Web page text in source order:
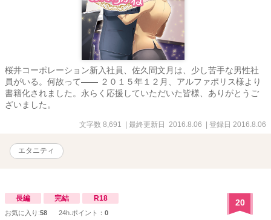
桜井コーポレーション新入社員、佐久間文月は、少し苦手な男性社
員がいる。何故って―― ２０１５年１２月、アルファポリス様より
書籍化されました。永らく応援していただいた皆様、ありがとうご
ざいました。
文字数 8,691 | 最終更新日 2016.8.06 | 登録日 2016.8.06
エタニティ
長編 完結 R18
お気に入り:58 24h.ポイント： 0
20